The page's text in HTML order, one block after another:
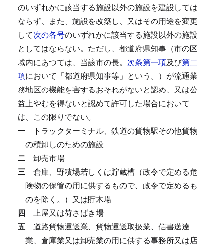
のいずれかに該当する施設以外の施設を建設しては
ならず、また、施設を改築し、又はその用途を変更
して次の各号のいずれかに該当する施設以外の施設
としてはならない。 ただし、都道府県知事（市の区
域内にあつては、当該市の長。 次条第一項及び第二
項において「都道府県知事等」という。）が流通業
務地区の機能を害するおそれがないと認め、又は公
益上やむを得ないと認めて許可した場合において
は、この限りでない。
一
トラックターミナル、鉄道の貨物駅その他貨物
の積卸しのための施設
二 卸売市場
三 倉庫、野積場若しくは貯蔵槽（政令で定める危
険物の保管の用に供するもので、政令で定めるも
のを除く。）又は貯木場
四 上屋又は荷さばき場
五 道路貨物運送業、貨物運送取扱業、信書送達
業、倉庫業又は卸売業の用に供する事務所又は店